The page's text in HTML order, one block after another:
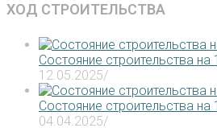
ХОД СТРОИТЕЛЬСТВА
Состояние строительства на
12.05.2025/
Состояние строительства на
04.04.2025/